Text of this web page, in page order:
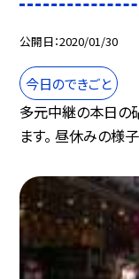
公開日 2020/01/30
今日のできごと
多元中継の本日の
ます。 昼休みの様子